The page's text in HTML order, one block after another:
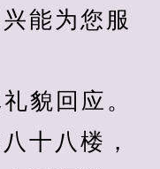
能为您服
貌回应。
十八楼，